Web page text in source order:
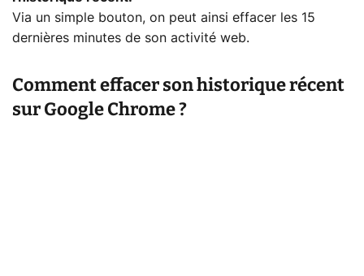
Via un simple bouton, on peut ainsi effacer les 15
dernières minutes de son activité web.
Comment effacer son historique récent
sur Google Chrome ?